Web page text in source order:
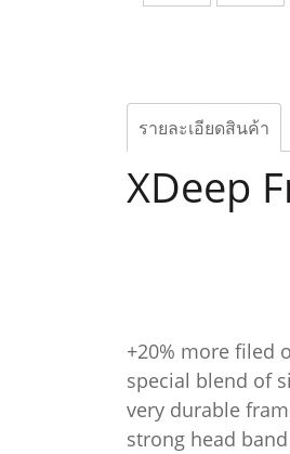
รายละเอียดสินค้า
XDeep
+20% more filed
special blend of
very durable
strong head